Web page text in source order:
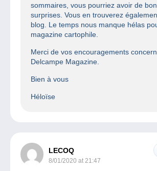
sommaires, vous pourriez avoir de
surprises. Vous en trouverez
blog. Le temps nous manque hélas
magazine cartophile.
Merci de vos encouragements
Delcampe Magazine.
Bien à vous
Héloïse
LECOQ
8/01/2020 at 21:47